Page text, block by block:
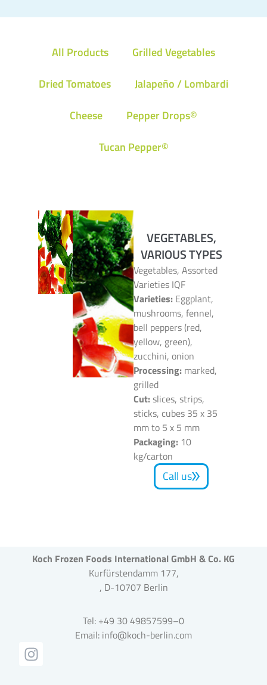
All Products
Grilled Vegetables
Dried Tomatoes
Jalapeño / Lombardi
Cheese
Pepper Drops©
Tucan Pepper©
VEGETABLES,
VARIOUS TYPES
Vegetables, Assorted
Varieties IQF
Varieties: Eggplant,
mushrooms, fennel,
bell peppers (red,
yellow, green),
zucchini, onion
Processing: marked,
grilled
Cut:slices, strips,
sticks, cubes 35 x 35
mm to 5 x 5 mm
Packaging: 10
kg/carton
Call us
Koch Frozen Foods International GmbH & Co. KG
Kurfürstendamm 177,
, D-10707 Berlin
Tel: +49 30 49857599–0
Email: info@koch-berlin.com